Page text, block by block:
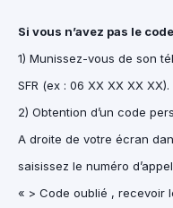
Si vous n’avez pas le
1) Munissez-vous de son
SFR (ex : 06 XX XX XX XX).
2) Obtention d’un code
A droite de votre écran
saisissez le numéro
« > Code oublié , recevoir